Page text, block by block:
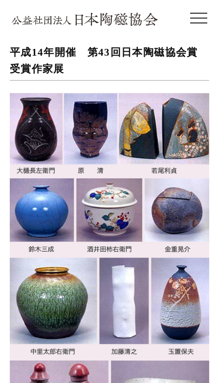
toggle
平成14年開催 第43回日本陶磁協会賞
受賞作家展